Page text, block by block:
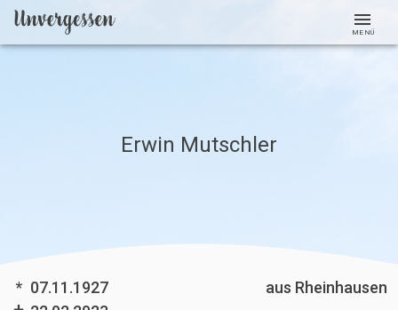
MENÜ
Erwin Mutschler
* 07.11.1927
aus Rheinhausen